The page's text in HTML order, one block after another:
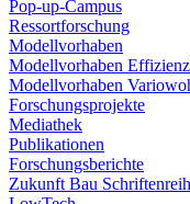
Pop-up-Campus
Ressortforschung
Modellvorhaben
Modellvorhaben
Modellvorhaben
Forschungsprojekte
Mediathek
Publikationen
Forschungsberichte
Zukunft Bau